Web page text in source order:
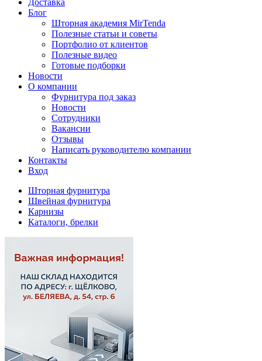
Доставка
Блог
Шторная академия MirTenda
Полезные статьи и советы
Портфолио от клиентов
Полезные видео
Готовые подборки
Новости
О компании
Фурнитура под заказ
Новости
Сотрудники
Вакансии
Отзывы
Написать руководителю компании
Контакты
Вход
Шторная фурнитура
Швейная фурнитура
Карнизы
Каталоги, брелки